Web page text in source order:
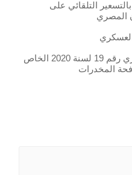
التلقائي على
المصري
نصوص ومواد القانون المصري رقم 19 لسنة 2020 الخاص
المخدرات